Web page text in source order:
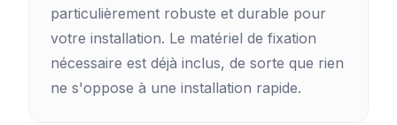
particulièrement robuste et durable pour
votre installation. Le matériel de fixation
nécessaire est déjà inclus, de sorte que rien
ne s'oppose à une installation rapide.